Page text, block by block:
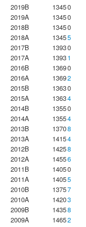
2019B
13450
2019A
13450
2018B
13450
2018A
13455
2017B
13930
2017A
13931
2016B
13690
2016A
13692
2015B
13630
2015A
13634
2014B
13550
2014A
13554
2013B
13708
2013A
14154
2012B
14258
2012A
14556
2011B
14050
2011A
14055
2010B
13757
2010A
14203
2009B
14358
2009A
14652